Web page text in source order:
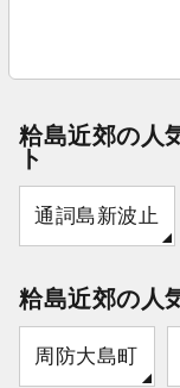
粭島近郊の人
ト
通詞島新波止
粭島近郊の人
周防大島町